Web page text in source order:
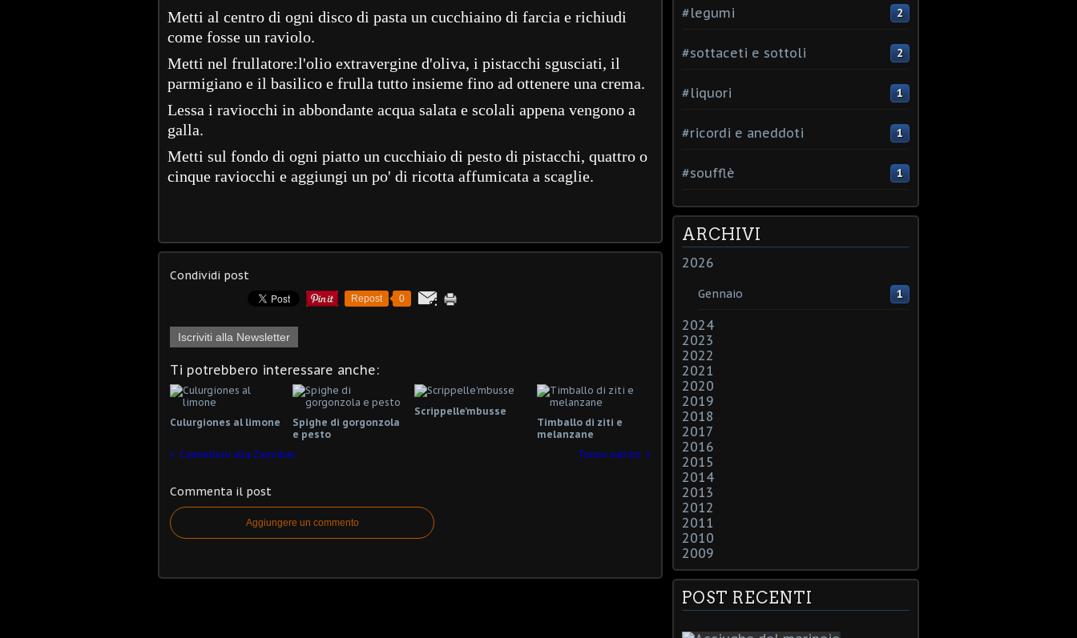
Metti al centro di ogni disco di pasta un cucchiaino di farcia e richiudi
come fosse un raviolo.
Metti nel frullatore:l'olio extravergine d'oliva, i pistacchi sgusciati, il
parmigiano e il basilico e frulla tutto insieme fino ad ottenere una crema.
Lessa i raviocchi in abbondante acqua salata e scolali appena vengono a
galla.
Metti sul fondo di ogni piatto un cucchiaio di pesto di pistacchi, quattro o
cinque raviocchi e aggiungi un po' di ricotta affumicata a scaglie.
Condividi post
Repost 0
Iscriviti alla Newsletter
Ti potrebbero interessare anche:
Culurgiones al limone
Spighe di gorgonzola
e pesto
Scrippelle'mbusse
Timballo di ziti e
melanzane
Cannelloni alla Zanzibar
Tonno subito
Commenta il post
Aggiungere un commento
#legumi 2
#sottaceti e sottoli 2
#liquori 1
#ricordi e aneddoti 1
#soufflè 1
ARCHIVI
2026
Gennaio 1
2024
2023
2022
2021
2020
2019
2018
2017
2016
2015
2014
2013
2012
2011
2010
2009
POST RECENTI